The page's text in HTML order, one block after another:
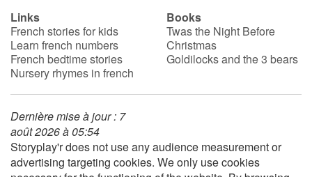
Links
French stories for kids
Learn french numbers
French bedtime stories
Nursery rhymes in french
Books
Twas the Night Before
Christmas
Goldilocks and the 3 bears
Dernière mise à jour : 7
août 2026 à 05:54
Storyplay'r does not use any audience measurement or
advertising targeting cookies. We only use cookies